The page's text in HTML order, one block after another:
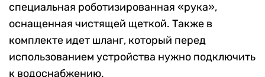
специальная роботизированная «рука»,
оснащенная чистящей щеткой. Также в
комплекте идет шланг, который перед
использованием устройства нужно подключить
к водоснабжению.